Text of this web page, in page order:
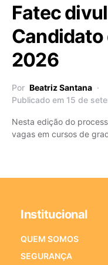
Fatec
2026
Por Beatriz Santana
Publicado em 15 de
Nesta edição do
vagas em cursos de
Institucional
QUEM SOMOS
SEGURANÇA